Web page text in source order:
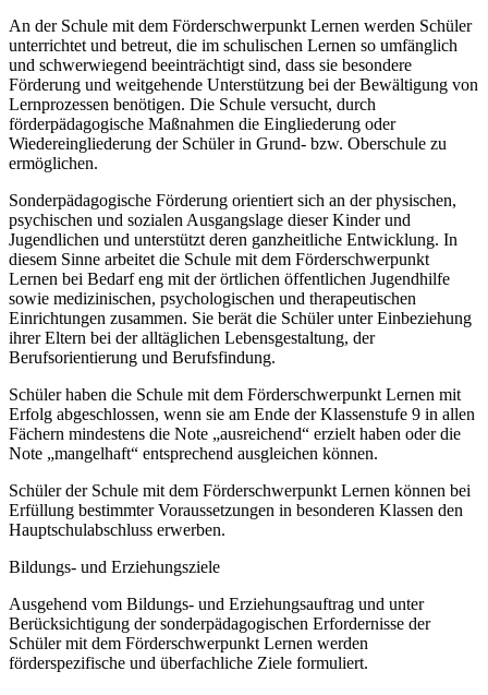
An der Schule mit dem Förderschwerpunkt Lernen werden Schüler
unterrichtet und betreut, die im schulischen Lernen so umfänglich
und schwerwiegend beeinträchtigt sind, dass sie besondere
Förderung und weitgehende Unterstützung bei der Bewältigung von
Lernprozessen benötigen. Die Schule versucht, durch
förderpädagogische Maßnahmen die Eingliederung oder
Wiedereingliederung der Schüler in Grund- bzw. Oberschule zu
ermöglichen.
Sonderpädagogische Förderung orientiert sich an der physischen,
psychischen und sozialen Ausgangslage dieser Kinder und
Jugendlichen und unterstützt deren ganzheitliche Entwicklung. In
diesem Sinne arbeitet die Schule mit dem Förderschwerpunkt
Lernen bei Bedarf eng mit der örtlichen öffentlichen Jugendhilfe
sowie medizinischen, psychologischen und therapeutischen
Einrichtungen zusammen. Sie berät die Schüler unter Einbeziehung
ihrer Eltern bei der alltäglichen Lebensgestaltung, der
Berufsorientierung und Berufsfindung.
Schüler haben die Schule mit dem Förderschwerpunkt Lernen mit
Erfolg abgeschlossen, wenn sie am Ende der Klassenstufe 9 in allen
Fächern mindestens die Note „ausreichend“ erzielt haben oder die
Note „mangelhaft“ entsprechend ausgleichen können.
Schüler der Schule mit dem Förderschwerpunkt Lernen können bei
Erfüllung bestimmter Voraussetzungen in besonderen Klassen den
Hauptschulabschluss erwerben.
Bildungs- und Erziehungsziele
Ausgehend vom Bildungs- und Erziehungsauftrag und unter
Berücksichtigung der sonderpädagogischen Erfordernisse der
Schüler mit dem Förderschwerpunkt Lernen werden
förderspezifische und überfachliche Ziele formuliert.